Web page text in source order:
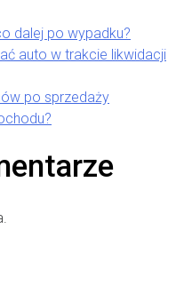
dalej po wypadku?
auto w trakcie likwidacji
po sprzedaży